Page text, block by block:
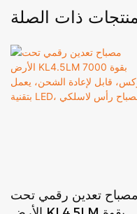
ذات الصلة
مصباح تعدين رقمي تحت